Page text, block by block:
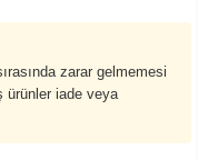
zarar gelmemesi
ürünler iade veya